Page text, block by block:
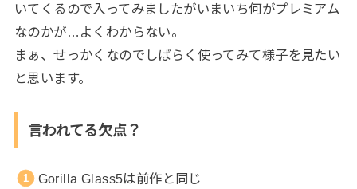
いてくるので入ってみましたがいまいち何がプレミアム
なのかが…よくわからない。
まぁ、せっかくなのでしばらく使ってみて様子を見たい
と思います。
言われてる欠点？
Gorilla Glass5は前作と同じ